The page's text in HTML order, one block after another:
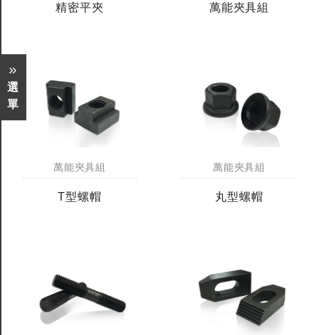
選
單
精密平夾 萬能夾具組
萬能夾具組
T型螺帽
萬能夾具組
丸型螺帽